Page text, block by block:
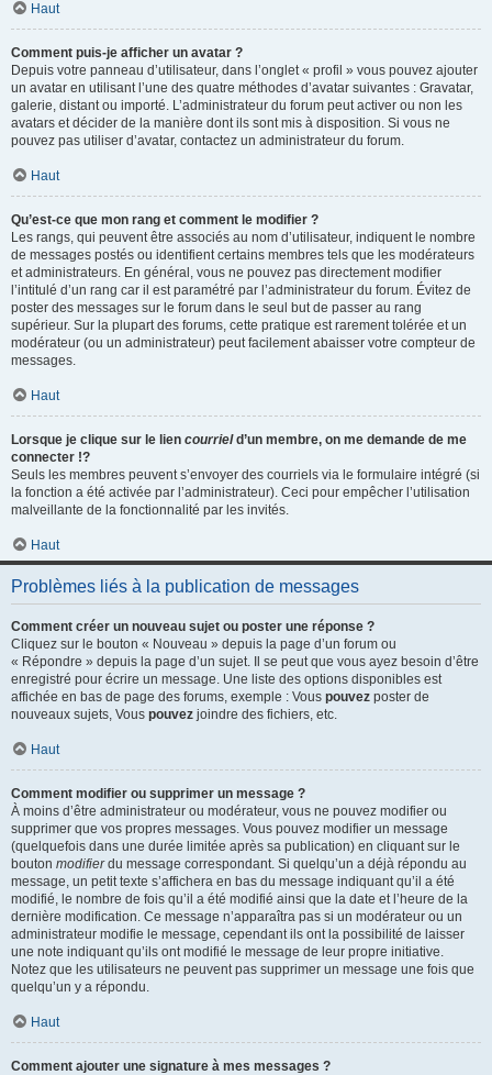
Haut
Comment puis-je afficher un avatar ?
Depuis votre panneau d’utilisateur, dans l’onglet « profil » vous pouvez ajouter
un avatar en utilisant l’une des quatre méthodes d’avatar suivantes : Gravatar,
galerie, distant ou importé. L’administrateur du forum peut activer ou non les
avatars et décider de la manière dont ils sont mis à disposition. Si vous ne
pouvez pas utiliser d’avatar, contactez un administrateur du forum.
Haut
Qu’est-ce que mon rang et comment le modifier ?
Les rangs, qui peuvent être associés au nom d’utilisateur, indiquent le nombre
de messages postés ou identifient certains membres tels que les modérateurs
et administrateurs. En général, vous ne pouvez pas directement modifier
l’intitulé d’un rang car il est paramétré par l’administrateur du forum. Évitez de
poster des messages sur le forum dans le seul but de passer au rang
supérieur. Sur la plupart des forums, cette pratique est rarement tolérée et un
modérateur (ou un administrateur) peut facilement abaisser votre compteur de
messages.
Haut
Lorsque je clique sur le lien courrield’un membre, on me demande de me
connecter !?
Seuls les membres peuvent s’envoyer des courriels via le formulaire intégré (si
la fonction a été activée par l’administrateur). Ceci pour empêcher l’utilisation
malveillante de la fonctionnalité par les invités.
Haut
Problèmes liés à la publication de messages
Comment créer un nouveau sujet ou poster une réponse ?
Cliquez sur le bouton « Nouveau » depuis la page d’un forum ou
« Répondre » depuis la page d’un sujet. Il se peut que vous ayez besoin d’être
enregistré pour écrire un message. Une liste des options disponibles est
affichée en bas de page des forums, exemple : Vous pouvez poster de
nouveaux sujets, Vous pouvez joindre des fichiers, etc.
Haut
Comment modifier ou supprimer un message ?
À moins d’être administrateur ou modérateur, vous ne pouvez modifier ou
supprimer que vos propres messages. Vous pouvez modifier un message
(quelquefois dans une durée limitée après sa publication) en cliquant sur le
bouton modifierdu message correspondant. Si quelqu’un a déjà répondu au
message, un petit texte s’affichera en bas du message indiquant qu’il a été
modifié, le nombre de fois qu’il a été modifié ainsi que la date et l’heure de la
dernière modification. Ce message n’apparaîtra pas si un modérateur ou un
administrateur modifie le message, cependant ils ont la possibilité de laisser
une note indiquant qu’ils ont modifié le message de leur propre initiative.
Notez que les utilisateurs ne peuvent pas supprimer un message une fois que
quelqu’un y a répondu.
Haut
Comment ajouter une signature à mes messages ?